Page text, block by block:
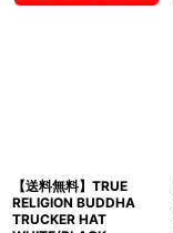
【送料無料】TRUE
RELIGION BUDDHA
TRUCKER HAT